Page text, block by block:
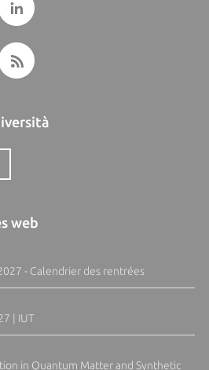
web
- Calendrier des rentrées
| IUT
in Quantum Matter and Synthetic